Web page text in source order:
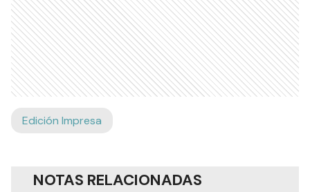
Edición Impresa
NOTAS RELACIONADAS